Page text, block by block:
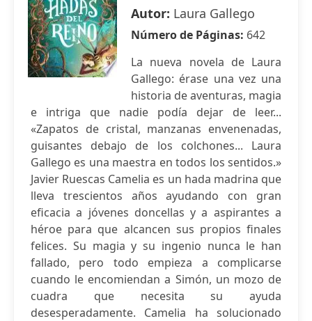
Autor: Laura Gallego
Número de Páginas: 642
La nueva novela de Laura
Gallego: érase una vez una
historia de aventuras, magia
e intriga que nadie podía dejar de leer...
«Zapatos de cristal, manzanas envenenadas,
guisantes debajo de los colchones... Laura
Gallego es una maestra en todos los sentidos.»
Javier Ruescas Camelia es un hada madrina que
lleva trescientos años ayudando con gran
eficacia a jóvenes doncellas y a aspirantes a
héroe para que alcancen sus propios finales
felices. Su magia y su ingenio nunca le han
fallado, pero todo empieza a complicarse
cuando le encomiendan a Simón, un mozo de
cuadra que necesita su ayuda
desesperadamente. Camelia ha solucionado